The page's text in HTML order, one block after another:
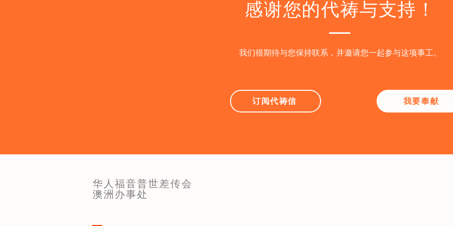
度。 · 恳求神带领更多同工与志愿者加入华传，特别是在布
里斯本、悉尼、伯斯的动员
感谢您的代祷与支持！
​我们很期待与您保持联系，并邀请您一起参与这项事工。
订阅代祷信 我要奉献
华人福音普世差传会
澳洲办事处